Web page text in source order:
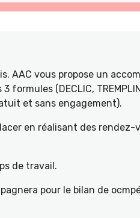
AAC vous propose un
(DECLIC,
et sans engagement).
en réalisant des
de travail.
pour le bilan de